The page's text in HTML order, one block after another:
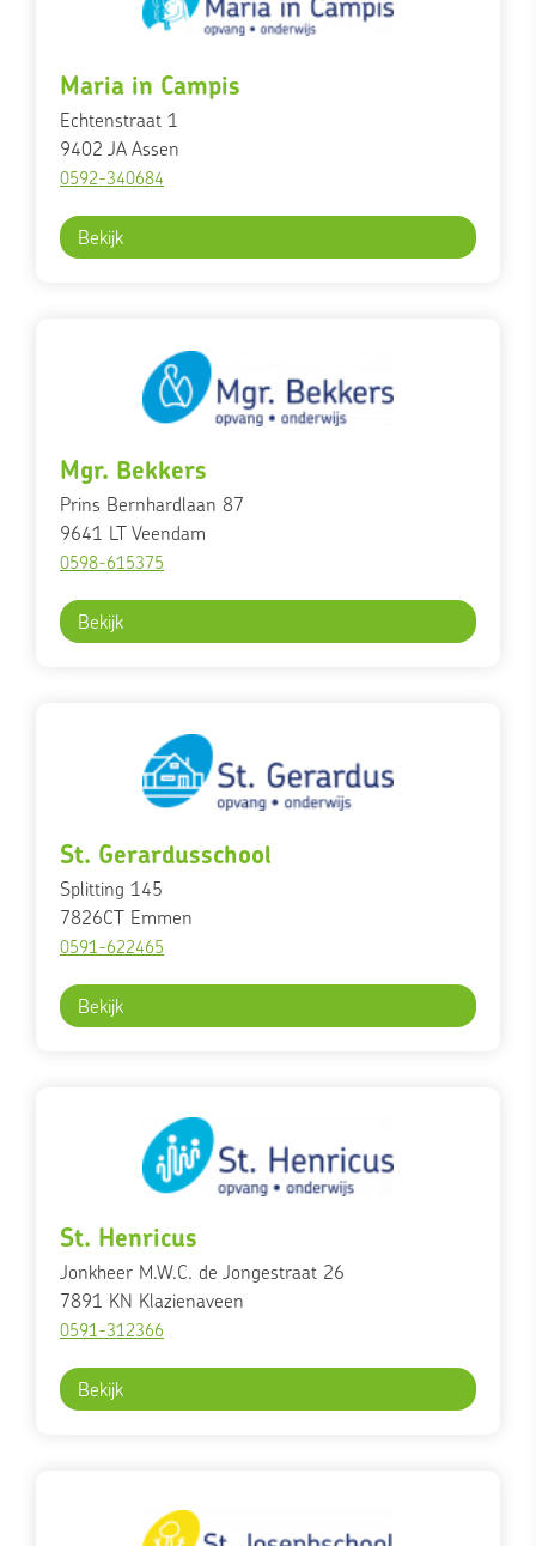
Maria in Campis
Echtenstraat 1
9402 JAAssen
0592-340684
Bekijk
Mgr. Bekkers
Prins Bernhardlaan 87
9641 LTVeendam
0598-615375
Bekijk
St. Gerardusschool
Splitting 145
7826CT Emmen
0591-622465
Bekijk
St. Henricus
Jonkheer M.W.C. de Jongestraat 26
7891 KN Klazienaveen
0591-312366
Bekijk